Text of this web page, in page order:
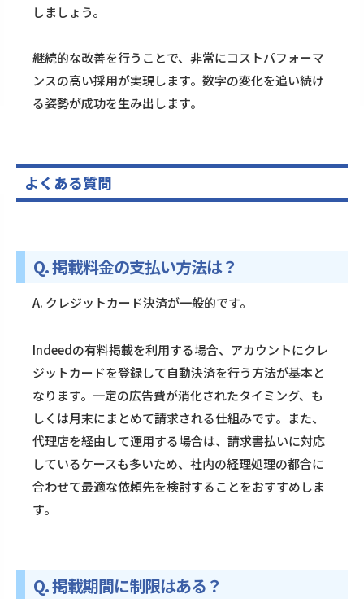
しましょう。
継続的な改善を行うことで、非常にコストパフォーマ
ンスの高い採用が実現します。数字の変化を追い続け
る姿勢が成功を生み出します。
よくある質問
Q. 掲載料金の支払い方法は？
A. クレジットカード決済が一般的です。
Indeedの有料掲載を利用する場合、アカウントにクレ
ジットカードを登録して自動決済を行う方法が基本と
なります。一定の広告費が消化されたタイミング、も
しくは月末にまとめて請求される仕組みです。また、
代理店を経由して運用する場合は、請求書払いに対応
しているケースも多いため、社内の経理処理の都合に
合わせて最適な依頼先を検討することをおすすめしま
す。
Q. 掲載期間に制限はある？